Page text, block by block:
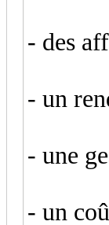
- des
- un
- une
- un